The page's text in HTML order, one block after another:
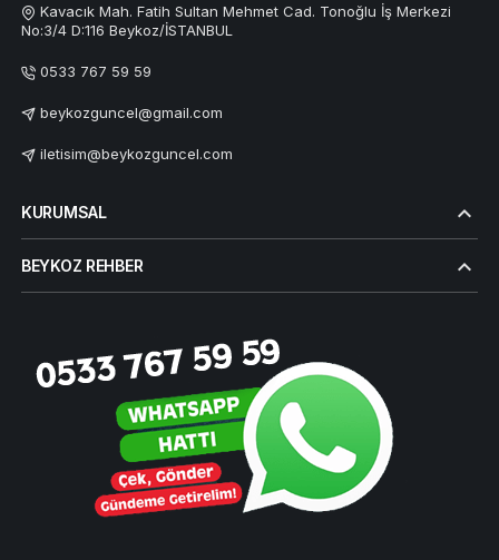
Kavacık Mah. Fatih Sultan Mehmet Cad. Tonoğlu İş Merkezi
No:3/4 D:116 Beykoz/İSTANBUL
0533 767 59 59
beykozguncel@gmail.com
iletisim@beykozguncel.com
KURUMSAL
BEYKOZ REHBER